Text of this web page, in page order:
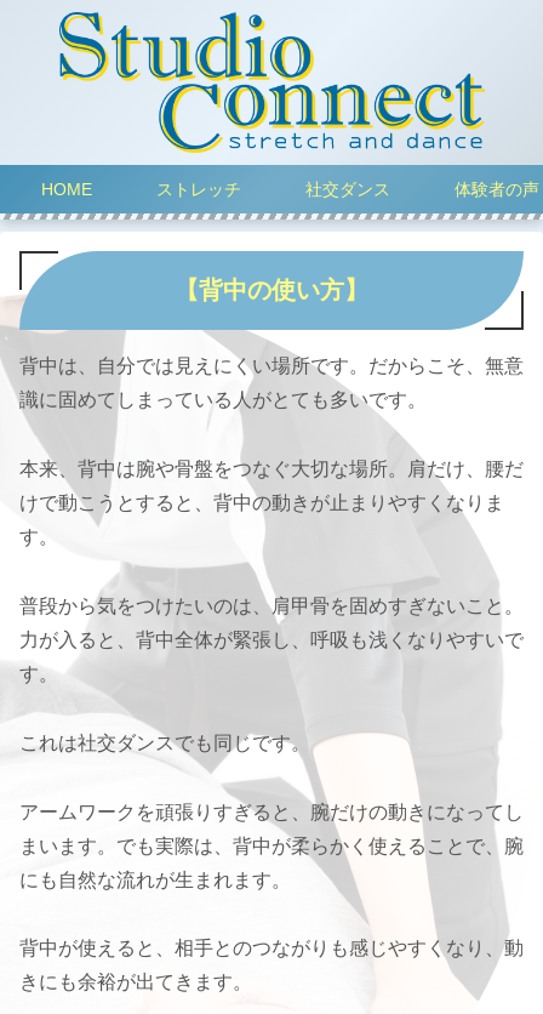
HOME ストレッチ 社交ダンス 体験者の声
【背中の使い方】
背中は、自分では見えにくい場所です。だからこそ、無意
識に固めてしまっている人がとても多いです。
本来、背中は腕や骨盤をつなぐ大切な場所。肩だけ、腰だ
けで動こうとすると、背中の動きが止まりやすくなりま
す。
普段から気をつけたいのは、肩甲骨を固めすぎないこと。
力が入ると、背中全体が緊張し、呼吸も浅くなりやすいで
す。
これは社交ダンスでも同じです。
アームワークを頑張りすぎると、腕だけの動きになってし
まいます。でも実際は、背中が柔らかく使えることで、腕
にも自然な流れが生まれます。
背中が使えると、相手とのつながりも感じやすくなり、動
きにも余裕が出てきます。